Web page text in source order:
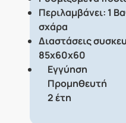
Περιλαμβάνει: 1
σχάρα
Διαστάσεις
85x60x60
Εγγύηση
Προμηθευτή
2 έτη